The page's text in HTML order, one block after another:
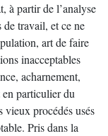
à partir de l’analyse
de travail, et ce ne
art de faire
inacceptables
acharnement,
particulier du
vieux procédés usés
Pris dans la